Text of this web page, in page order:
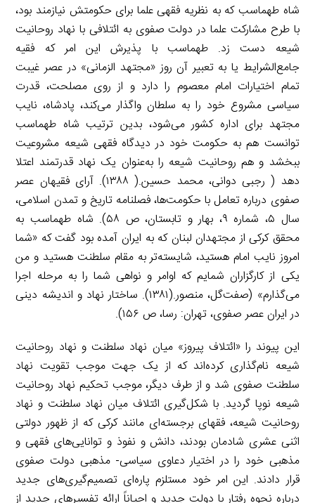
شاه طهماسب که به ‌نظریه فقهی علما برای حکومتش نیازمند بود،
با طرح مشارکت علما در دولت صفوی به ائتلافی با نهاد روحانیت
شیعه دست زد. طهماسب با پذیرش این امر که فقیه
جامع‌الشرایط یا به تعبیر آن روز «مجتهد الزمانی» در عصر غیبت
تمام اختیارات امام معصوم را دارد و از روی مصلحت، قدرت
سیاسی مشروع خود را به سلطان واگذار می‌کند، پادشاه، نایب
مجتهد برای اداره کشور می‌شود، بدین ترتیب شاه طهماسب
توانست هم به حکومت خود در دیدگاه فقهی شیعه مشروعیت
ببخشد و هم روحانیت شیعه را به‌عنوان یک نهاد قدرتمند اعتلا
دهد ( رجبی دوانی، محمد حسین.( ۱۳۸۸). آرای فقیهان عصر
صفوی درباره تعامل با حکومت‌ها، فصلنامه تاریخ و تمدن اسلامی،
سال ۵، شماره ۹، بهار و تابستان، ص ۵۸). شاه طهماسب به
محقق کرکی از مجتهدان لبنان که به ایران آمده بود گفت که «شما
امروز نایب امام هستید، شایسته‌تر به مقام سلطنت هستید و من
یکی از کارگزاران شمایم که اوامر و نواهی شما را به مرحله اجرا
می‌گذارم» (صفت‌گل، منصور.(۱۳۸۱). ساختار نهاد و اندیشه دینی
در ایران عصر صفوی، تهران: رسا، ص ۱۵۶).
این پیوند را «ائتلاف پیروز» میان نهاد سلطنت و نهاد روحانیت
شیعه نام‌گذاری کرده‌اند که از یک جهت موجب تقویت نهاد
سلطنت صفوی شد و از طرف دیگر، موجب تحکیم نهاد روحانیت
شیعه نوپا گردید. با شکل‌گیری ائتلاف میان نهاد سلطنت و نهاد
روحانیت شیعه، فقهای برجسته‌ای مانند کرکی که از ظهور دولتی
اثنی عشری شادمان بودند، دانش و نفوذ و توانایی‌های فقهی و
مذهبی خود را در اختیار دعاوی سیاسی- مذهبی دولت صفوی
قرار دادند. این امر خود مستلزم پاره‌ای تصمیم‌گیری‌های جدید
درباره نحوه رفتار با دولت جدید و احیاناً ارائه تفسیرهای جدید از